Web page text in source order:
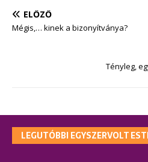
ELŐZŐ
Mégis,… kinek a bizonyítványa?
Tényleg,
LEGUTÓBBI EGYSZERVOLT